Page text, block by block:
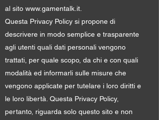
al sito www.gamentalk.it
Questa Privacy Policy si propone di
descrivere in modo semplice e trasparente
agli utenti quali dati personali vengono
trattati, per quale scopo, da chi e con quali
modalità ed informarli sulle misure che
vengono applicate per tutelare i loro diritti e
le loro libertà. Questa Privacy Policy,
pertanto, riguarda solo questo sito e non